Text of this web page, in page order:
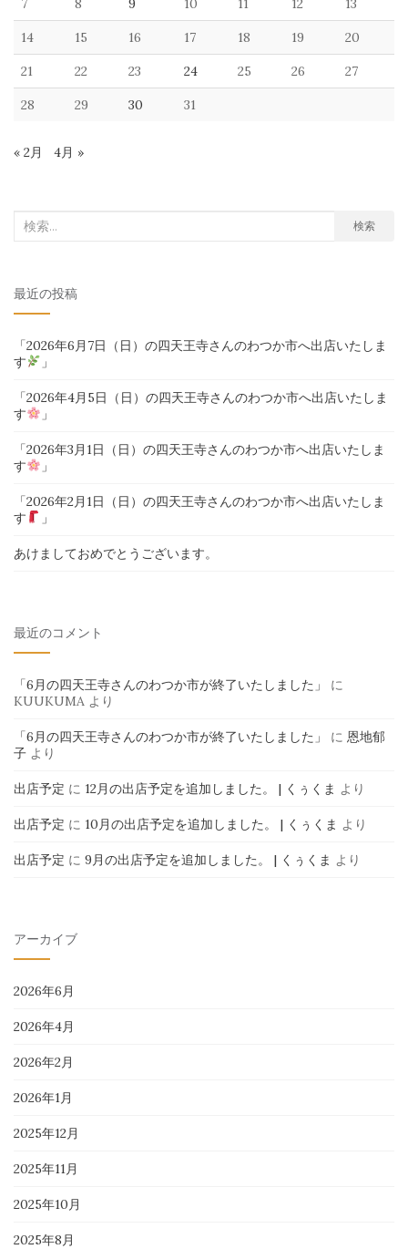
7 8 9 10 11 12 13
14 15 16 17 18 19 20
21 22 23 24 25 26 27
28 29 30 31
« 2月 4月 »
検
象:
検索
最近の投稿
「2026年6月7日（日）の四天王寺さんのわつか市へ出店いたしま
す
」
「2026年4月5日（日）の四天王寺さんのわつか市へ出店いたしま
す
」
「2026年3月1日（日）の四天王寺さんのわつか市へ出店いたしま
す
」
「2026年2月1日（日）の四天王寺さんのわつか市へ出店いたしま
す
」
あけましておめでとうございます。
最近のコメント
「6月の四天王寺さんのわつか市が終了いたしました」
に
KUUKUMA より
「6月の四天王寺さんのわつか市が終了いたしました」 に 恩地郁
子 より
出店予定 に 12月の出店予定を追加しました。 | くぅくま より
出店予定 に 10月の出店予定を追加しました。 | くぅくま より
出店予定 に 9月の出店予定を追加しました。 | くぅくま より
アーカイブ
2026年6月
2026年4月
2026年2月
2026年1月
2025年12月
2025年11月
2025年10月
2025年8月